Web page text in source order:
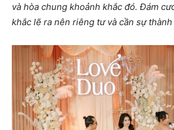
và hòa chung khoảnh khắc đó. Đám
khắc lẽ ra nên riêng tư và cần sự thành